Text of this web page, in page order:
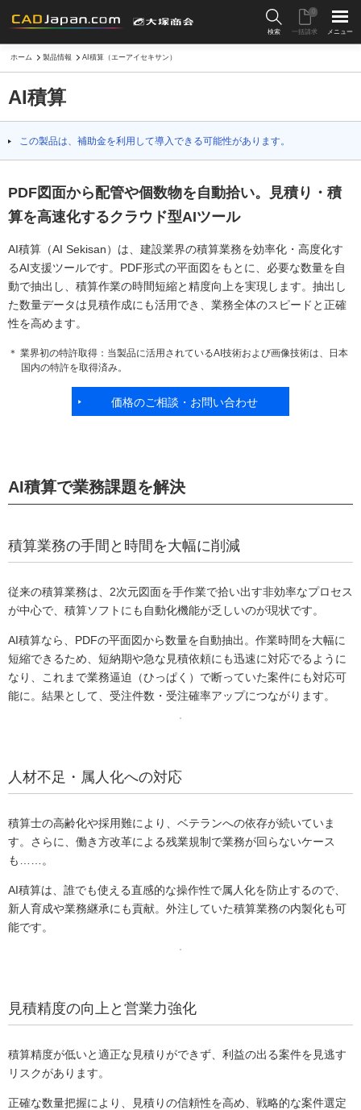
検索 一括請求
0
メニュー
ホーム 製品情報 AI積算（エーアイセキサン）
AI積算
この製品は、補助金を利用して導入できる可能性があります。
PDF図面から配管や個数物を自動拾い。見積り・積
算を高速化するクラウド型AIツール
AI積算（AI Sekisan）は、建設業界の積算業務を効率化・高度化す
るAI支援ツールです。PDF形式の平面図をもとに、必要な数量を自
動で抽出し、積算作業の時間短縮と精度向上を実現します。抽出し
た数量データは見積作成にも活用でき、業務全体のスピードと正確
性を高めます。
＊ 業界初の特許取得：当製品に活用されているAI技術および画像技術は、日本
国内の特許を取得済み。
価格のご相談・お問い合わせ
AI積算で業務課題を解決
積算業務の手間と時間を大幅に削減
従来の積算業務は、2次元図面を手作業で拾い出す非効率なプロセス
が中心で、積算ソフトにも自動化機能が乏しいのが現状です。
AI積算なら、PDFの平面図から数量を自動抽出。作業時間を大幅に
短縮できるため、短納期や急な見積依頼にも迅速に対応でるように
なり、これまで業務逼迫（ひっぱく）で断っていた案件にも対応可
能に。結果として、受注件数・受注確率アップにつながります。
人材不足・属人化への対応
積算士の高齢化や採用難により、ベテランへの依存が続いていま
す。さらに、働き方改革による残業規制で業務が回らないケース
も……。
AI積算は、誰でも使える直感的な操作性で属人化を防止するので、
新人育成や業務継承にも貢献。外注していた積算業務の内製化も可
能です。
見積精度の向上と営業力強化
積算精度が低いと適正な見積りができず、利益の出る案件を見逃す
リスクがあります。
正確な数量把握により、見積りの信頼性を高め、戦略的な案件選定